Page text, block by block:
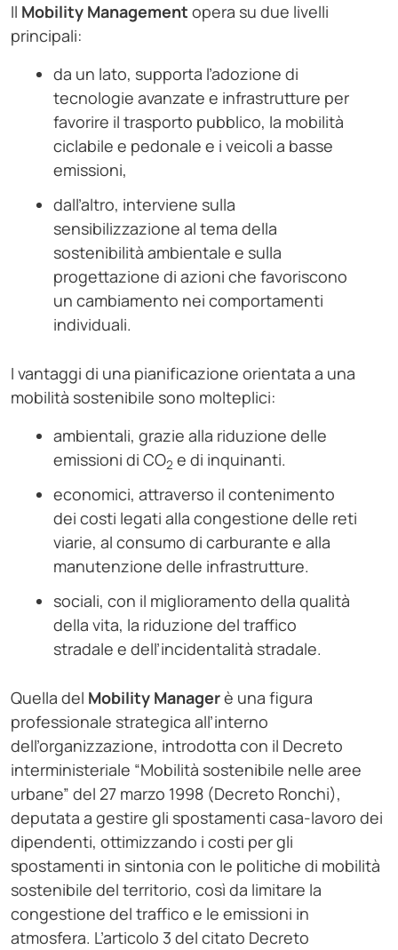
Il Mobility Management opera su due livelli
principali:
da un lato, supporta l’adozione di
tecnologie avanzate e infrastrutture per
favorire il trasporto pubblico, la mobilità
ciclabile e pedonale e i veicoli a basse
emissioni,
dall’altro, interviene sulla
sensibilizzazione al tema della
sostenibilità ambientale e sulla
progettazione di azioni che favoriscono
un cambiamento nei comportamenti
individuali.
I vantaggi di una pianificazione orientata a una
mobilità sostenibile sono molteplici:
ambientali, grazie alla riduzione delle
emissioni di CO2 e di inquinanti.
economici, attraverso il contenimento
dei costi legati alla congestione delle reti
viarie, al consumo di carburante e alla
manutenzione delle infrastrutture.
sociali, con il miglioramento della qualità
della vita, la riduzione del traffico
stradale e dell’incidentalità stradale.
Quella del Mobility Managerè una figura
professionale strategica all’interno
dell’organizzazione, introdotta con il Decreto
interministeriale “Mobilità sostenibile nelle aree
urbane” del 27 marzo 1998 (Decreto Ronchi),
deputata a gestire gli spostamenti casa-lavoro dei
dipendenti, ottimizzando i costi per gli
spostamenti in sintonia con le politiche di mobilità
sostenibile del territorio, così da limitare la
congestione del traffico e le emissioni in
atmosfera. L’articolo 3 del citato Decreto